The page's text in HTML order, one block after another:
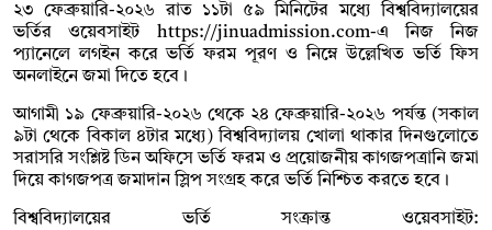
২৩ ফেব্রুয়ারি-২০২৬ রাত ১১টা ৫৯ মিনিটের মধ্যে বিশ্ববিদ্যালয়ের
ভর্তির ওয়েবসাইট https://jinuadmission.com-এ নিজ নিজ
প্যানেলে লগইন করে ভর্তি ফরম পূরণ ও নিম্নে উল্লেখিত ভর্তি ফিস
অনলাইনে জমা দিতে হবে।
আগামী ১৯ ফেব্রুয়ারি-২০২৬ থেকে ২৪ ফেব্রুয়ারি-২০২৬ পর্যন্ত (সকাল
৯টা থেকে বিকাল ৪টার মধ্যে) বিশ্ববিদ্যালয় খোলা থাকার দিনগুলোতে
সরাসরি সংশ্লিষ্ট ডিন অফিসে ভর্তি ফরম ও প্রয়োজনীয় কাগজপত্রানি জমা
দিয়ে কাগজপত্র জমাদান স্লিপ সংগ্রহ করে ভর্তি নিশ্চিত করতে হবে।
বিশ্ববিদ্যালয়ের ভর্তি সংক্রান্ত ওয়েবসাইট: